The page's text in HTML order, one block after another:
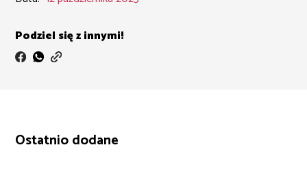
Podziel się z innymi!
Ostatnio dodane